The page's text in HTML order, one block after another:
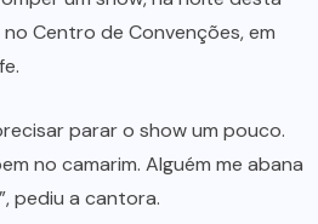
Centro de Convenções, em
parar o show um pouco.
no camarim. Alguém me abana
pediu a cantora.